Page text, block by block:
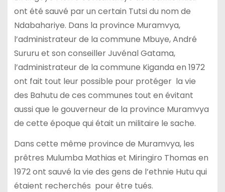
ont été sauvé par un certain Tutsi du nom de
Ndabahariye. Dans la province Muramvya,
l’administrateur de la commune Mbuye, André
Sururu et son conseiller Juvénal Gatama,
l’administrateur de la commune Kiganda en 1972
ont fait tout leur possible pour protéger la vie
des Bahutu de ces communes tout en évitant
aussi que le gouverneur de la province Muramvya
de cette époque qui était un militaire le sache.
Dans cette même province de Muramvya, les
prêtres Mulumba Mathias et Miringiro Thomas en
1972 ont sauvé la vie des gens de l’ethnie Hutu qui
étaient recherchés pour être tués.